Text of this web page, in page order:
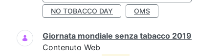
NO TOBACCO DAY
OMS
Giornata mondiale senza tabacco 2019
Contenuto Web